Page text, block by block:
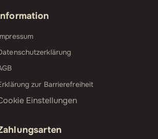
zur Barrierefreiheit
Einstellungen